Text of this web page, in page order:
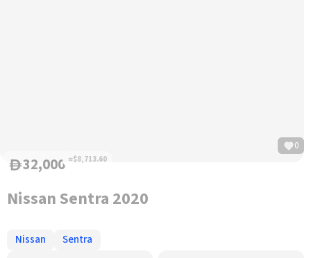
0
D32,000 ≈$8,713.60
Nissan Sentra 2020
Nissan Sentra